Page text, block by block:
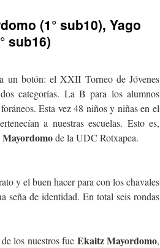
(1° sub10), Yago
sub16)
un botón: el XXII Torneo de Jóvenes
categorías. La B para los alumnos
Esta vez 48 niños y niñas en el
a nuestras escuelas. Esto es,
de la UDC Rotxapea.
y el buen hacer para con los chavales
seña de identidad. En total seis rondas
los nuestros fue Ekaitz Mayordomo,